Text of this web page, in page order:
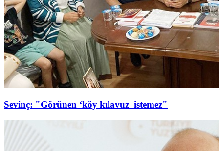
Sevinç: "Görünen ‘köy kılavuz istemez"